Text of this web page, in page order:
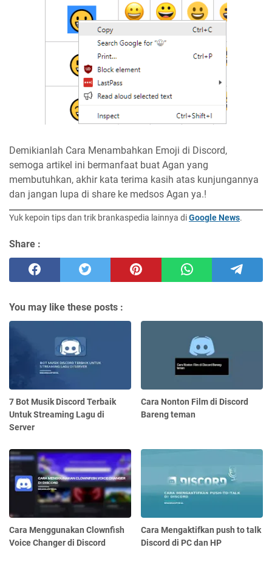
Demikianlah Cara Menambahkan Emoji di Discord,
semoga artikel ini bermanfaat buat Agan yang
membutuhkan, akhir kata terima kasih atas kunjungannya
dan jangan lupa di share ke medsos Agan ya.!
Yuk kepoin tips dan trik brankaspedia lainnya diGoogle News.
Share :
You may like these posts :
7 Bot Musik Discord Terbaik
Untuk Streaming Lagu di
Server
Cara Nonton Film di Discord
Bareng teman
Cara Menggunakan Clownfish
Voice Changer di Discord
Cara Mengaktifkan push to talk
Discord di PC dan HP